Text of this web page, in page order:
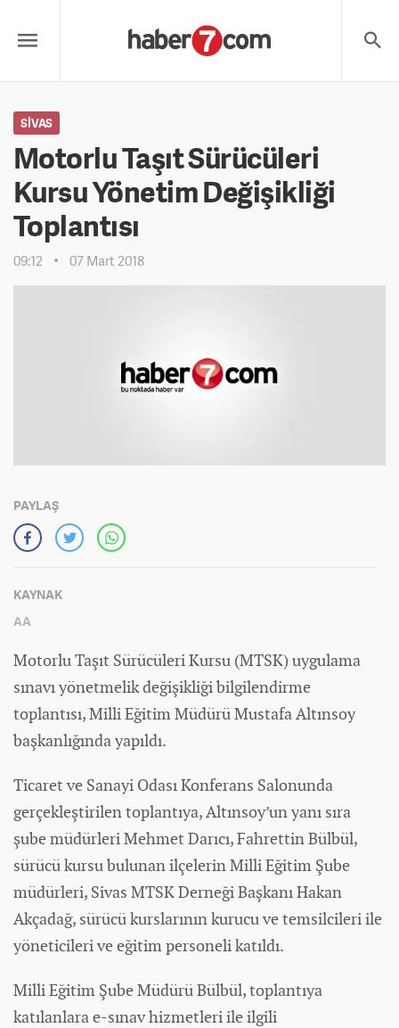
SIVAS
Motorlu Taşıt Sürücüleri
Kursu Yönetim Değişikliği
Toplantısı
09:12 07 Mart 2018
PAYLAŞ
KAYNAK
AA
Motorlu Taşıt Sürücüleri Kursu (MTSK) uygulama
sınavı yönetmelik değişikliği bilgilendirme
toplantısı, Milli Eğitim Müdürü Mustafa Altınsoy
başkanlığında yapıldı.
Ticaret ve Sanayi Odası Konferans Salonunda
gerçekleştirilen toplantıya, Altınsoy’un yanı sıra
şube müdürleri Mehmet Darıcı, Fahrettin Bülbül,
sürücü kursu bulunan ilçelerin Milli Eğitim Şube
müdürleri, Sivas MTSK Derneği Başkanı Hakan
Akçadağ, sürücü kurslarının kurucu ve temsilcileri ile
yöneticileri ve eğitim personeli katıldı.
Milli Eğitim Şube Müdürü Bülbül, toplantıya
katılanlara e-sınav hizmetleri ile ilgili